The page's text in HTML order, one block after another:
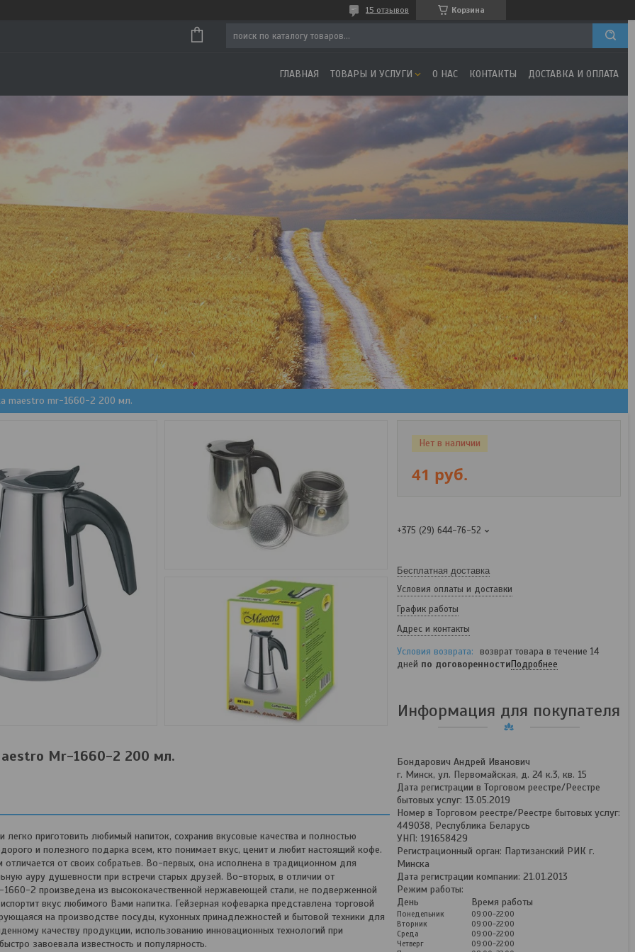
Корзина
15 отзывов
ГЛАВНАЯ ТОВАРЫ И УСЛУГИ О НАС КОНТАКТЫ ДОСТАВКА И ОПЛАТА
maestro mr-1660-2 200 мл.
Mr-1660-2 200 мл.
приготовить любимый напиток, сохранив вкусовые качества и полностью
и полезного подарка всем, кто понимает вкус, ценит и любит настоящий кофе.
от своих собратьев. Во-первых, она исполнена в традиционном для
ауру душевности при встречи старых друзей. Во-вторых, в отличии от
2 произведена из высококачественной нержавеющей стали, не подверженной
вкус любимого Вами напитка. Гейзерная кофеварка представлена торговой
на производстве посуды, кухонных принадлежностей и бытовой техники для
качеству продукции, использованию инновационных технологий при
завоевала известность и популярность.
Нет в наличии
41 руб.
+375 (29) 644-76-52
Бесплатная доставка
Условия оплаты и доставки
График работы
Адрес и контакты
возврат товара в течение 14
дней по договоренностиПодробнее
Информация для покупателя
Бондарович Андрей Иванович
г. Минск, ул. Первомайская, д. 24 к.3, кв. 15
Дата регистрации в Торговом реестре/Реестре
бытовых услуг: 13.05.2019
Номер в Торговом реестре/Реестре бытовых услуг:
449038, Республика Беларусь
УНП: 191658429
Регистрационный орган: Партизанский РИК г.
Минска
Дата регистрации компании: 21.01.2013
Режим работы:
День
Время работы
Понедельник
09:00-22:00
Вторник
09:00-22:00
Среда
09:00-22:00
Четверг
09:00-22:00